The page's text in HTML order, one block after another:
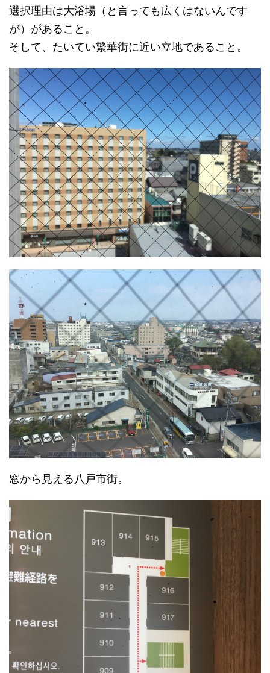
選択理由は大浴場（と言っても広くはないんです
が）があること。
そして、たいてい繁華街に近い立地であること。
窓から見える八戸市街。